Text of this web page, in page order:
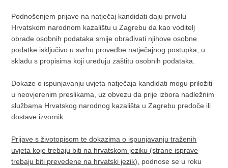
Podnošenjem prijave na natječaj kandidati daju privolu
Hrvatskom narodnom kazalištu u Zagrebu da kao voditelj
obrade osobnih podataka smije obrađivati njihove osobne
podatke isključivo u svrhu provedbe natječajnog postupka, u
skladu s propisima koji uređuju zaštitu osobnih podataka.
Dokaze o ispunjavanju uvjeta natječaja kandidati mogu priložiti
u neovjerenim preslikama, uz obvezu da prije izbora nadležnim
službama Hrvatskog narodnog kazališta u Zagrebu predoče ili
dostave izvornik.
Prijave s životopisom te dokazima o ispunjavanju traženih
uvjeta kojetrebaju biti na hrvatskom jeziku (strane isprave
trebaju biti prevedene na hrvatski jezik),
podnose se u roku